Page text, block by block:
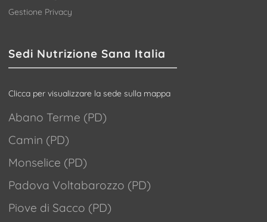
Gestione Privacy
Sedi Nutrizione Sana Italia
Clicca per visualizzare la sede sulla mappa
Abano Terme (PD)
Camin (PD)
Monselice (PD)
Padova Voltabarozzo (PD)
Piove di Sacco (PD)